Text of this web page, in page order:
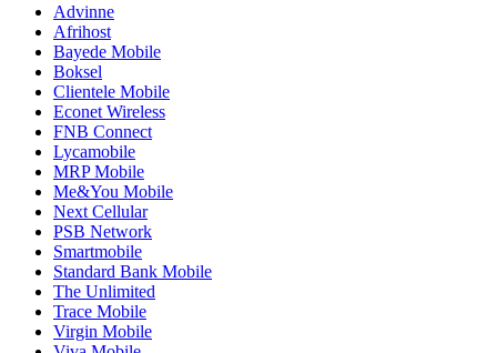
Advinne
Afrihost
Bayede Mobile
Boksel
Clientele Mobile
Econet Wireless
FNB Connect
Lycamobile
MRP Mobile
Me&You Mobile
Next Cellular
PSB Network
Smartmobile
Standard Bank Mobile
The Unlimited
Trace Mobile
Virgin Mobile